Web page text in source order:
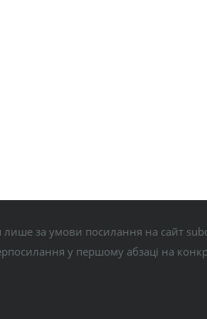
лише за умови посилання на сайт
у першому абзаці на